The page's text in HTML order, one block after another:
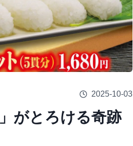
2025-10-03
がとろける奇跡